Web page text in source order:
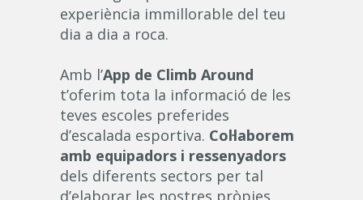
experiència immillorable del teu
dia a dia a roca.
Amb l’App de Climb Around
t’oferim tota la informació de les
teves escoles preferides
d’escalada esportiva. Col·laborem
amb equipadors i ressenyadors
dels diferents sectors per tal
d’elaborar les nostres pròpies